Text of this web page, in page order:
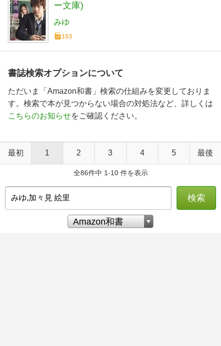
ー文庫)
みゆ
153
書誌検索オプションについて
ただいま「Amazon和書」検索の仕組みを変更しておりま
す。検索で本が見つからない場合の対処法など、詳しくは
こちらのお知らせをご確認ください。
最初 1 2 3 4 5 最後
全86件中 1-10 件を表示
検索